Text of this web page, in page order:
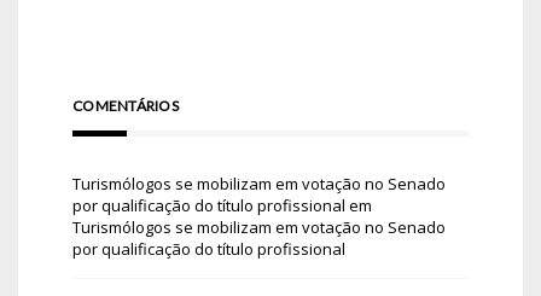
COMENTÁRIOS
Turismólogos se mobilizam em votação no Senado
por qualificação do título profissional em
Turismólogos se mobilizam em votação no Senado
por qualificação do título profissional